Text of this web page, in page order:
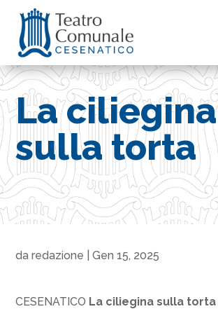
La ciliegina
sulla torta
daredazione |Gen 15, 2025
CESENATICO La ciliegina sulla torta